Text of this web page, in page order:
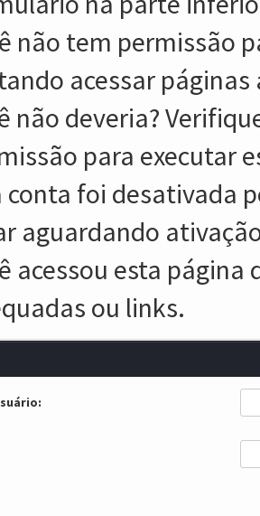
não tem permissão
acessar
não deveria?
para executar
conta foi desativada
aguardando
acessou esta
ou links.